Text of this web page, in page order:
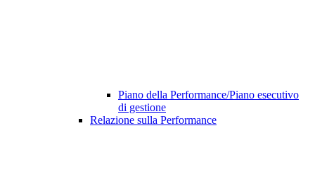
Piano della Performance/Piano esecutivo
di gestione
Relazione sulla Performance